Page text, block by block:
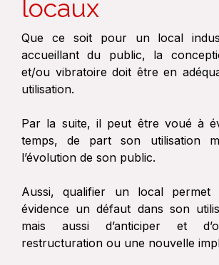
locaux
Que ce soit pour un local
accueillant du public, la
et/ou vibratoire doit être en
utilisation.
Par la suite, il peut être voué à
temps, de part son utilisation
l’évolution de son public.
Aussi, qualifier un local
évidence un défaut dans son
mais aussi d’anticiper et
restructuration ou une nouvelle